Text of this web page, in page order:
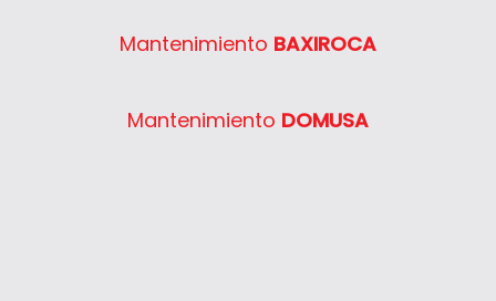
Mantenimiento BAXIROCA
Mantenimiento DOMUSA